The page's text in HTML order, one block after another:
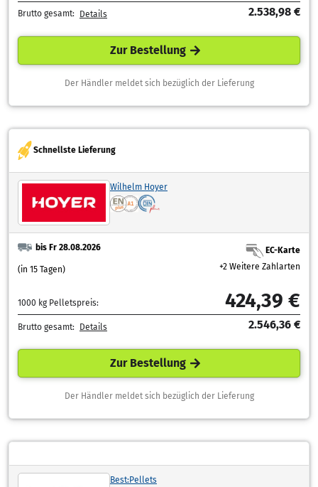
Brutto gesamt: Details 2.538,98 €
Zur Bestellung
Der Händler meldet sich bezüglich der Lieferung
Schnellste Lieferung
Wilhelm Hoyer
bis Fr 28.08.2026
(in 15 Tagen)
EC-Karte
+2 Weitere Zahlarten
1000 kg Pelletspreis: 424,39 €
Brutto gesamt: Details 2.546,36 €
Zur Bestellung
Der Händler meldet sich bezüglich der Lieferung
Best:Pellets